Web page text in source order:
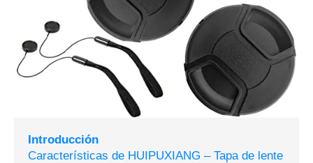
Introducción
Características de HUIPUXIANG – Tapa de lente